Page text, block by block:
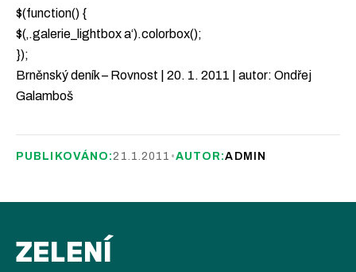
$(function() {
$(‚.galerie_lightbox a‘).colorbox();
});
Brněnský deník – Rovnost | 20. 1. 2011 | autor: Ondřej
Galamboš
PUBLIKOVÁNO:21.1.2011 •AUTOR:ADMIN
ZELENÍ